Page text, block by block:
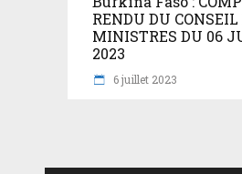
RENDU DU CONSEIL
MINISTRES DU 06
2023
6 juillet 2023